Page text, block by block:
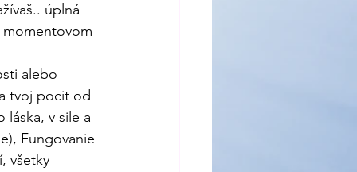
úplná
momentovom
alebo
tvoj pocit od
láska, v sile a
Fungovanie
všetky